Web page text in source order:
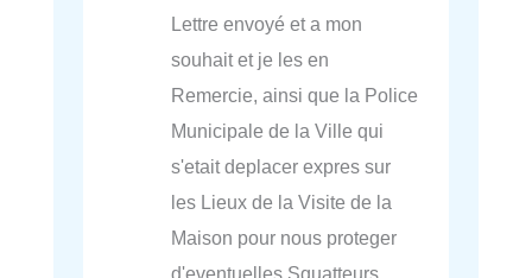
Lettre envoyé et a mon
souhait et je les en
Remercie, ainsi que la Police
Municipale de la Ville qui
s'etait deplacer expres sur
les Lieux de la Visite de la
Maison pour nous proteger
d'eventuelles Squatteurs